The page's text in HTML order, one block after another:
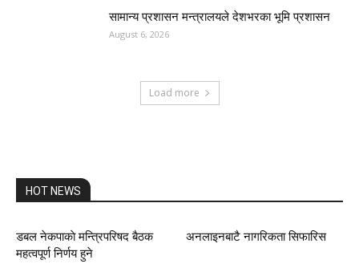
सामान्य प्रशासन मन्त्रालयले देशभरका भूमि प्रशासन
August 6, 2026
Load more
HOT NEWS
डबल नेकपाकाे मन्त्रिपरिषद बैठक
महत्वपूर्ण निर्णय हुने
अनलाइनबाटै नागरिकता सिफारिस